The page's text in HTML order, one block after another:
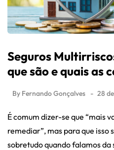
Seguros
que são e quais as
By Fernando Gonçalves 28
É comum dizer-se que “mais
remediar”, mas para que isso
sobretudo quando falamos da